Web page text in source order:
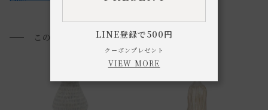
了承ください。
・本製品の底裏には滑り止めシールが付いています。
・食器洗浄機・食器乾燥機・電子レンジ・オーブン・直火の
使用は不可です。
このアイテムを見た方におすすめ
LINE登録で500円
クーポンプレゼント
VIEW MORE